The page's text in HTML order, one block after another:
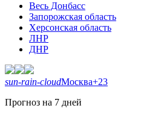
Весь Донбасс
Запорожская область
Херсонская область
ЛНР
ДНР
sun-rain-cloudМосква+23
Прогноз на 7 дней